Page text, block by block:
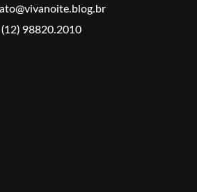
(12) 98820.2010